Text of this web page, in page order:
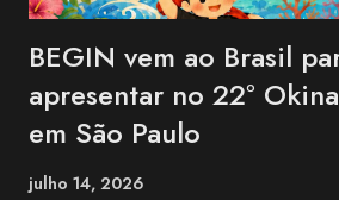
BEGIN vem ao Brasil
apresentar no 22º
em São Paulo
julho 14, 2026